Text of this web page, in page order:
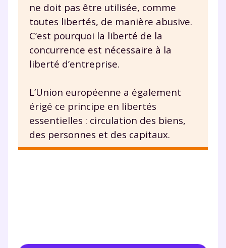
ne doit pas être utilisée, comme
toutes libertés, de manière abusive.
C’est pourquoi la liberté de la
concurrence est nécessaire à la
liberté d’entreprise.
L’Union européenne a également
érigé ce principe en libertés
essentielles : circulation des biens,
des personnes et des capitaux.